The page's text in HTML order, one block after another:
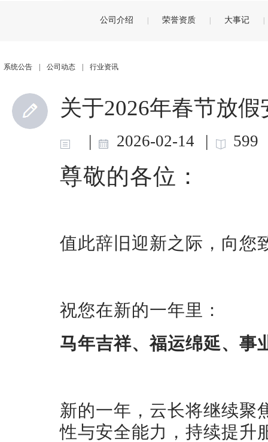
公司介绍 荣誉资质 大事记
系统公告 公司动态 行业资讯
关于2026年春节放假
| 2026-02-14 | 599
尊敬的各位：
值此辞旧迎新之际，向您
祝您在新的一年里：
马年吉祥、福运绵延、事
新的一年，云长将继续聚
性与安全能力，持续提升